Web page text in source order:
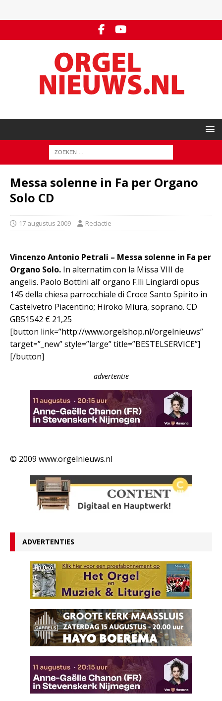
Messa solenne in Fa per Organo
Solo CD
17 augustus 2009 Redactie
Vincenzo Antonio Petrali – Messa solenne in Fa per
Organo Solo. In alternatim con la Missa VIII de
angelis. Paolo Bottini all’ organo F.lli Lingiardi opus
145 della chiesa parrocchiale di Croce Santo Spirito in
Castelvetro Piacentino; Hiroko Miura, soprano. CD
GB51542 € 21,25
[button link=”http://www.orgelshop.nl/orgelnieuws”
target=”_new” style=”large” title=”BESTELSERVICE”]
[/button]
advertentie
© 2009 www.orgelnieuws.nl
ADVERTENTIES